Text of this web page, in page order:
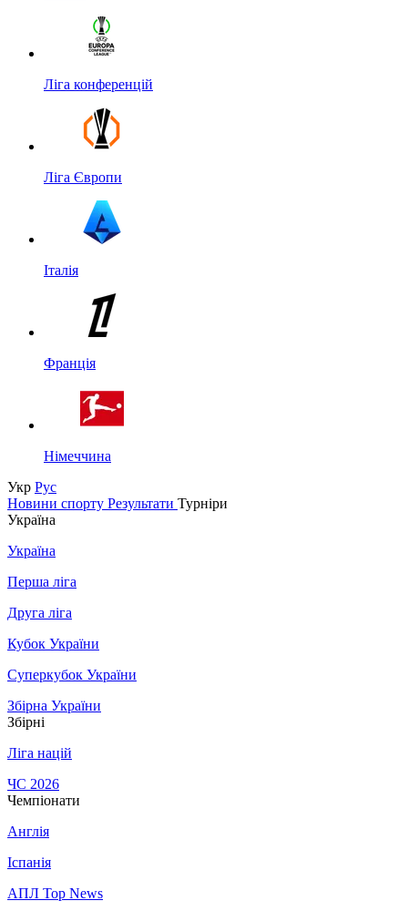
Ліга конференцій
Ліга Європи
Італія
Франція
Німеччина
Укр Рус
Новини спорту Результати Турніри
Україна
Україна
Перша ліга
Друга ліга
Кубок України
Суперкубок України
Збірна України
Збірні
Ліга націй
ЧС 2026
Чемпіонати
Англія
Іспанія
АПЛ Top News